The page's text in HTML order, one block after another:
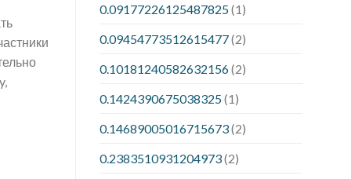
0.09177226125487825(1)
0.09454773512615477(2)
0.10181240582632156(2)
0.1424390675038325(1)
0.14689005016715673(2)
0.2383510931204973(2)